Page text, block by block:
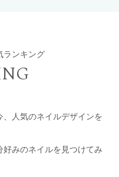
ランキング
人気のネイルデザインを
みのネイルを見つけてみ